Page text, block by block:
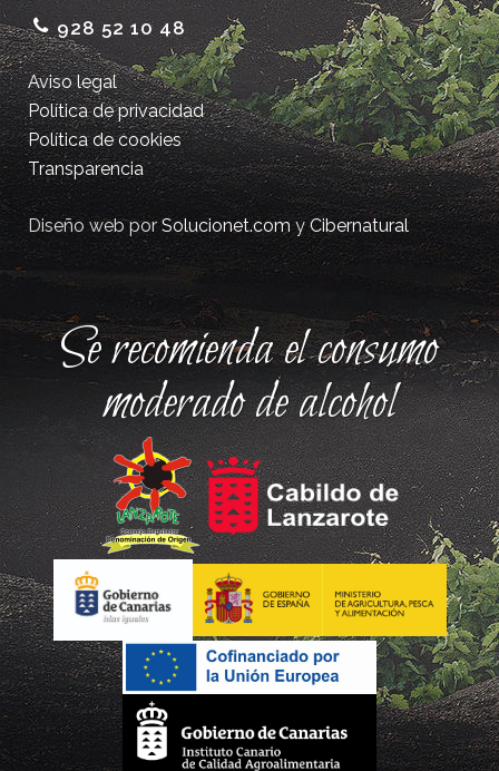
928 52 10 48
Aviso legal
Política de privacidad
Política de cookies
Transparencia
Diseño web porSolucionet.comyCibernatural
Se recomienda el consumo
moderado de alcohol